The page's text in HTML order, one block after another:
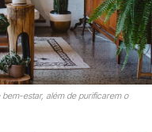
bem-estar, além de purificarem o